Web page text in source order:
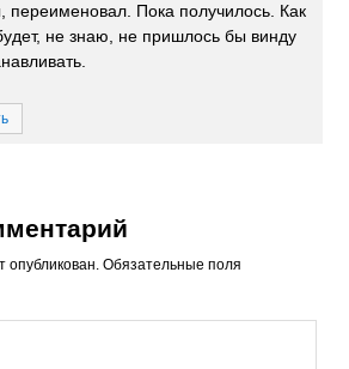
переименовал. Пока получилось. Как
не знаю, не пришлось бы винду
Обязательные поля